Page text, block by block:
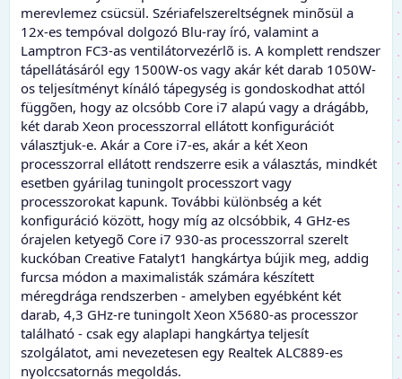
merevlemez csücsül. Szériafelszereltségnek minõsül a
12x-es tempóval dolgozó Blu-ray író, valamint a
Lamptron FC3-as ventilátorvezérlõ is. A komplett rendszer
tápellátásáról egy 1500W-os vagy akár két darab 1050W-
os teljesítményt kínáló tápegység is gondoskodhat attól
függõen, hogy az olcsóbb Core i7 alapú vagy a drágább,
két darab Xeon processzorral ellátott konfigurációt
választjuk-e. Akár a Core i7-es, akár a két Xeon
processzorral ellátott rendszerre esik a választás, mindkét
esetben gyárilag tuningolt processzort vagy
processzorokat kapunk. További különbség a két
konfiguráció között, hogy míg az olcsóbbik, 4 GHz-es
órajelen ketyegõ Core i7 930-as processzorral szerelt
kuckóban Creative Fatalyt1 hangkártya bújik meg, addig
furcsa módon a maximalisták számára készített
méregdrága rendszerben - amelyben egyébként két
darab, 4,3 GHz-re tuningolt Xeon X5680-as processzor
található - csak egy alaplapi hangkártya teljesít
szolgálatot, ami nevezetesen egy Realtek ALC889-es
nyolccsatornás megoldás.